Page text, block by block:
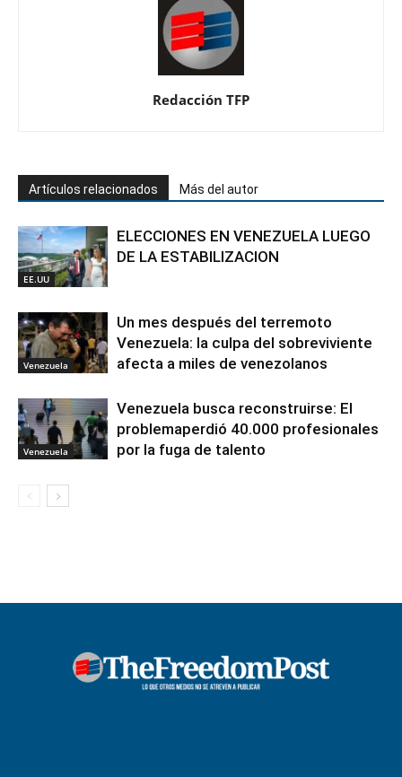
Redacción TFP
Artículos relacionados Más del autor
EE.UU
ELECCIONES EN VENEZUELA LUEGO
DE LA ESTABILIZACION
Venezuela
Un mes después del terremoto
Venezuela: la culpa del sobreviviente
afecta a miles de venezolanos
Venezuela
Venezuela busca reconstruirse: El
problemaperdió 40.000 profesionales
por la fuga de talento